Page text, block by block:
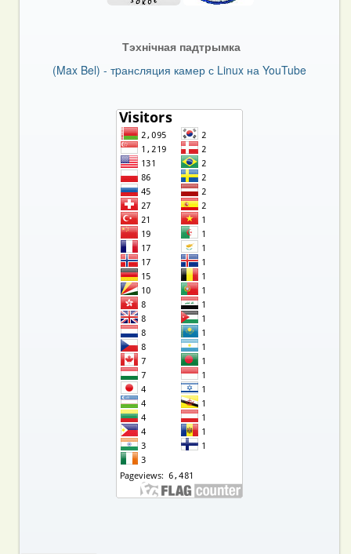
Тэхнічная падтрымка
(Max Bel) - тpансляция камер с Linux на YouTube